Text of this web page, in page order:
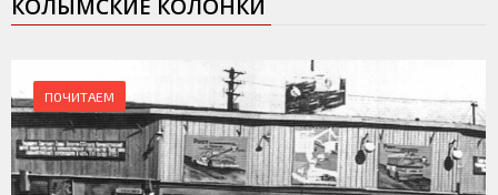
КОЛЫМСКИЕ КОЛОНКИ
ПОЧИТАЕМ